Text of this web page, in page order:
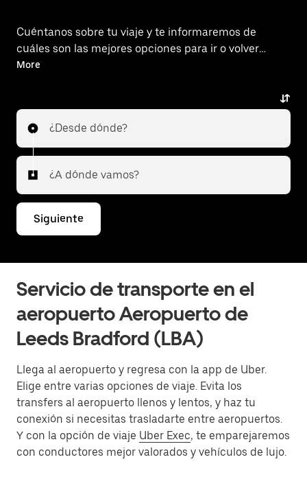
Cuéntanos sobre tu viaje y te informaremos de
cuáles son las mejores opciones para ir o volver
del aeropuerto.
More
¿Desde dónde?
¿A dónde vamos?
Siguiente
Servicio de transporte en el
aeropuerto Aeropuerto de
Leeds Bradford (LBA)
Llega al aeropuerto y regresa con la app de Uber.
Elige entre varias opciones de viaje. Evita los
transfers al aeropuerto llenos y lentos, y haz tu
conexión si necesitas trasladarte entre aeropuertos.
Y con la opción de viaje Uber Exec, te emparejaremos
con conductores mejor valorados y vehículos de lujo.